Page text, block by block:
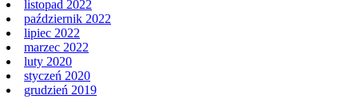
grudzień 2022
listopad 2022
październik 2022
lipiec 2022
marzec 2022
luty 2020
styczeń 2020